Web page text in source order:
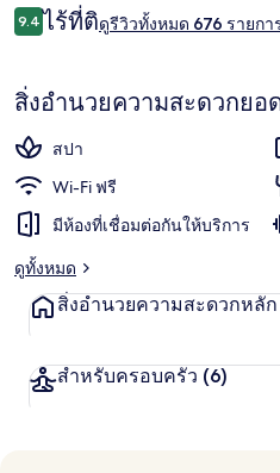
รีวิว
9.49.4 จาก 10
ไร้ที่ติดูรีวิวทั้งหมด 676 รายกา
สิ่งอำนวยความสะดวกยอ
สปา
Wi-Fi ฟรี
มีห้องที่เชื่อมต่อกันให้บริการ
ดูทั้งหมด
สิ่งอำนวยความสะดวกหลัก
สำหรับครอบครัว (6)